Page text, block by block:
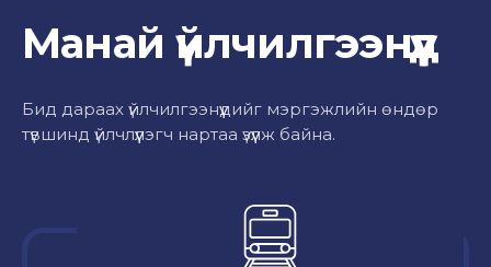
Манай үйлчилгээнүүд
Бид дараах үйлчилгээнүүдийг мэргэжлийн өндөр
түвшинд үйлчлүүлэгч нартаа үзүүлж байна.